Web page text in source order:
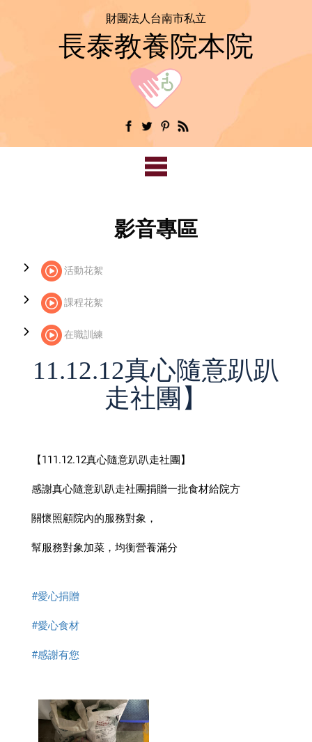
財團法人台南市私立
長泰教養院本院
影音專區
活動花絮
課程花絮
在職訓練
11.12.12真心隨意趴趴
走社團】
【111.12.12真心隨意趴趴走社團】
感謝真心隨意趴趴走社團捐贈一批食材給院方
關懷照顧院內的服務對象，
幫服務對象加菜，均衡營養滿分
#愛心捐贈
#愛心食材
#感謝有您